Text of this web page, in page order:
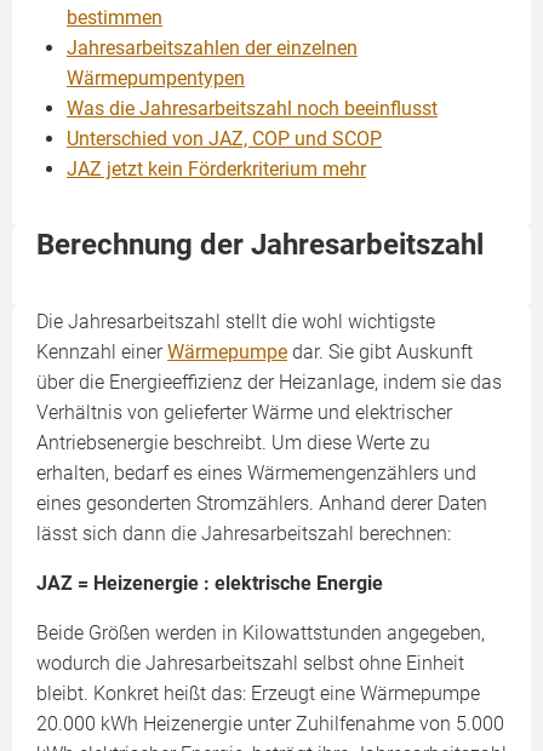
bestimmen
Jahresarbeitszahlen der einzelnen
Wärmepumpentypen
Was die Jahresarbeitszahl noch beeinflusst
Unterschied von JAZ, COP und SCOP
JAZ jetzt kein Förderkriterium mehr
Berechnung der Jahresarbeitszahl
Die Jahresarbeitszahl stellt die wohl wichtigste
Kennzahl einerWärmepumpe dar. Sie gibt Auskunft
über die Energieeffizienz der Heizanlage, indem sie das
Verhältnis von gelieferter Wärme und elektrischer
Antriebsenergie beschreibt. Um diese Werte zu
erhalten, bedarf es eines Wärmemengenzählers und
eines gesonderten Stromzählers. Anhand derer Daten
lässt sich dann die Jahresarbeitszahl berechnen:
JAZ = Heizenergie : elektrische Energie
Beide Größen werden in Kilowattstunden angegeben,
wodurch die Jahresarbeitszahl selbst ohne Einheit
bleibt. Konkret heißt das: Erzeugt eine Wärmepumpe
20.000 kWh Heizenergie unter Zuhilfenahme von 5.000